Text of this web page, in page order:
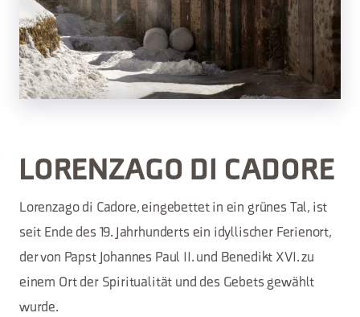
LORENZAGO DI CADORE
Lorenzago di Cadore, eingebettet in ein grünes Tal, ist
seit Ende des 19. Jahrhunderts ein idyllischer Ferienort,
der von Papst Johannes Paul II. und Benedikt XVI. zu
einem Ort der Spiritualität und des Gebets gewählt
wurde.